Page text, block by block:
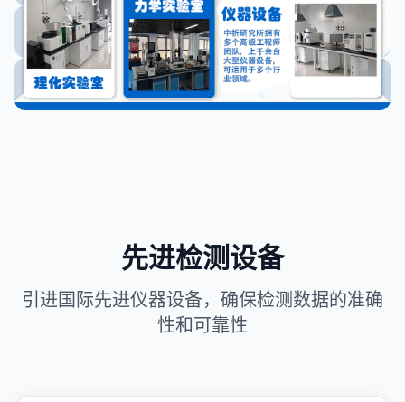
先进检测设备
引进国际先进仪器设备，确保检测数据的准确
性和可靠性